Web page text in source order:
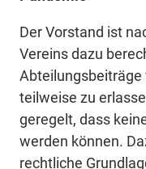
Der Vorstand ist
Vereins dazu
Abteilungsbeiträge
teilweise zu
geregelt, dass
werden können.
rechtliche